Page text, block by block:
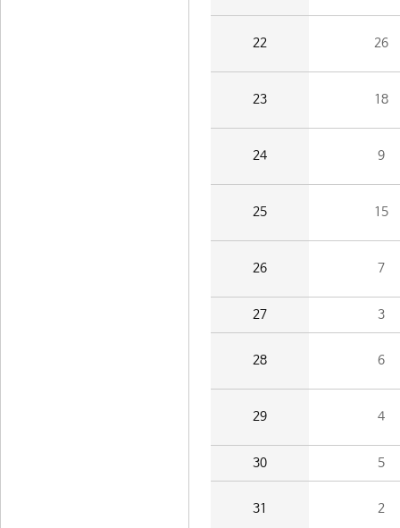
22 26
23 18
24 9
25 15
26 7
27 3
28 6
29 4
30 5
31 2